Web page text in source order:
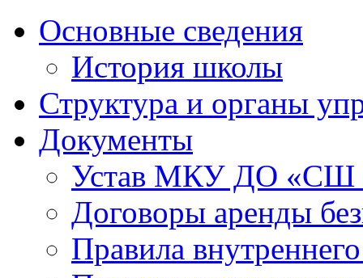
Основные сведения
История школы
Структура и органы
Документы
Устав МКУ ДО
Договоры аренды
Правила